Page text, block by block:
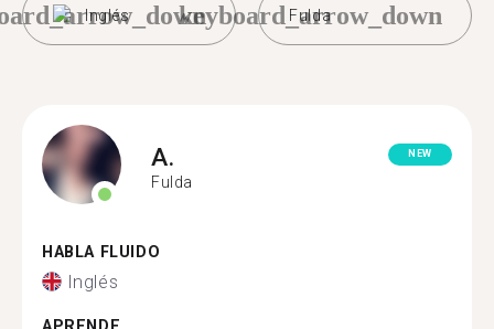
Inglés Fulda
keyboard_arrow_down
A.
Fulda
NEW
HABLA FLUIDO
Inglés